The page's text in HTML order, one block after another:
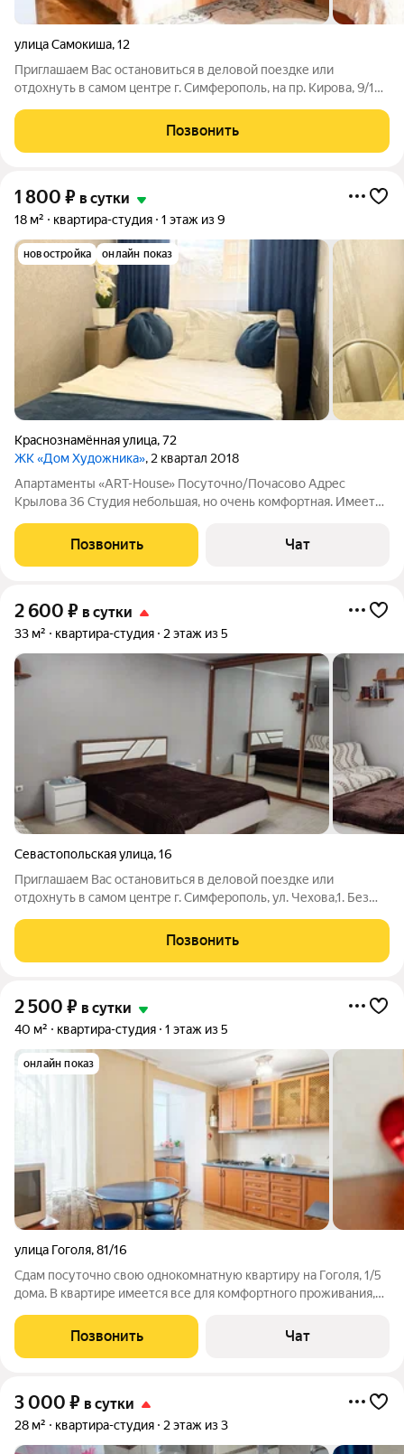
улица Самокиша,12
Приглашаем Вас остановиться в деловой поездке или
отдохнуть в самом центре г. Симферополь, на пр. Кирова, 9/12.
Сдам посуточно 1-к.кв. студию. На центральной улице города. 2
спальных места.
Позвонить
1 800 ₽ в сутки
18 м² квартира-студия 1 этаж из 9
новостройка онлайн показ
Краснознамённая улица,72
ЖК «Дом Художника», 2 квартал 2018
Апартаменты «ART-House» Посуточно/Почасово Адрес
Крылова 36 Студия небольшая, но очень комфортная. Имеется
Выезд до 12:00 При заселении необходимо предоставить
документы удостоверяющий Вашу
Позвонить Чат
2 600 ₽ в сутки
33 м² квартира-студия 2 этаж из 5
Севастопольская улица,16
Приглашаем Вас остановиться в деловой поездке или
отдохнуть в самом центре г. Симферополь, ул. Чехова,1. Без
центральной улице города. 3 спальных места. Рядом с
Центральным рынком, площадью им.
Позвонить
2 500 ₽ в сутки
40 м² квартира-студия 1 этаж из 5
онлайн показ
улица Гоголя,81/16
Сдам посуточно свою однокомнатную квартиру на Гоголя, 1/5
дома. В квартире имеется все для комфортного проживания,
до центра, до вокзала 10-15 мин. пешком, рядом Гагаринский
парк, рынок,
Позвонить Чат
3 000 ₽ в сутки
28 м² квартира-студия 2 этаж из 3